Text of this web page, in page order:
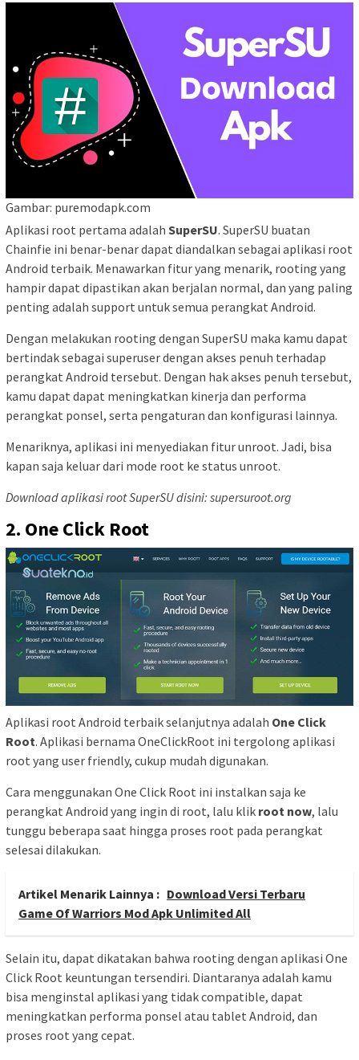
Gambar: puremodapk.com
Aplikasi root pertama adalah SuperSU. SuperSU buatan
Chainfie ini benar-benar dapat diandalkan sebagai aplikasi root
Android terbaik. Menawarkan fitur yang menarik, rooting yang
hampir dapat dipastikan akan berjalan normal, dan yang paling
penting adalah support untuk semua perangkat Android.
Dengan melakukan rooting dengan SuperSU maka kamu dapat
bertindak sebagai superuser dengan akses penuh terhadap
perangkat Android tersebut. Dengan hak akses penuh tersebut,
kamu dapat dapat meningkatkan kinerja dan performa
perangkat ponsel, serta pengaturan dan konfigurasi lainnya.
Menariknya, aplikasi ini menyediakan fitur unroot. Jadi, bisa
kapan saja keluar dari mode root ke status unroot.
Download aplikasi root SuperSU disini: supersuroot.org
2. One Click Root
Aplikasi root Android terbaik selanjutnya adalah One Click
Root. Aplikasi bernama OneClickRoot ini tergolong aplikasi
root yang user friendly, cukup mudah digunakan.
Cara menggunakan One Click Root ini instalkan saja ke
perangkat Android yang ingin di root, lalu klik root now, lalu
tunggu beberapa saat hingga proses root pada perangkat
selesai dilakukan.
Artikel Menarik Lainnya : Download Versi Terbaru
Game Of Warriors Mod Apk Unlimited All
Selain itu, dapat dikatakan bahwa rooting dengan aplikasi One
Click Root keuntungan tersendiri. Diantaranya adalah kamu
bisa menginstal aplikasi yang tidak compatible, dapat
meningkatkan performa ponsel atau tablet Android, dan
proses root yang cepat.